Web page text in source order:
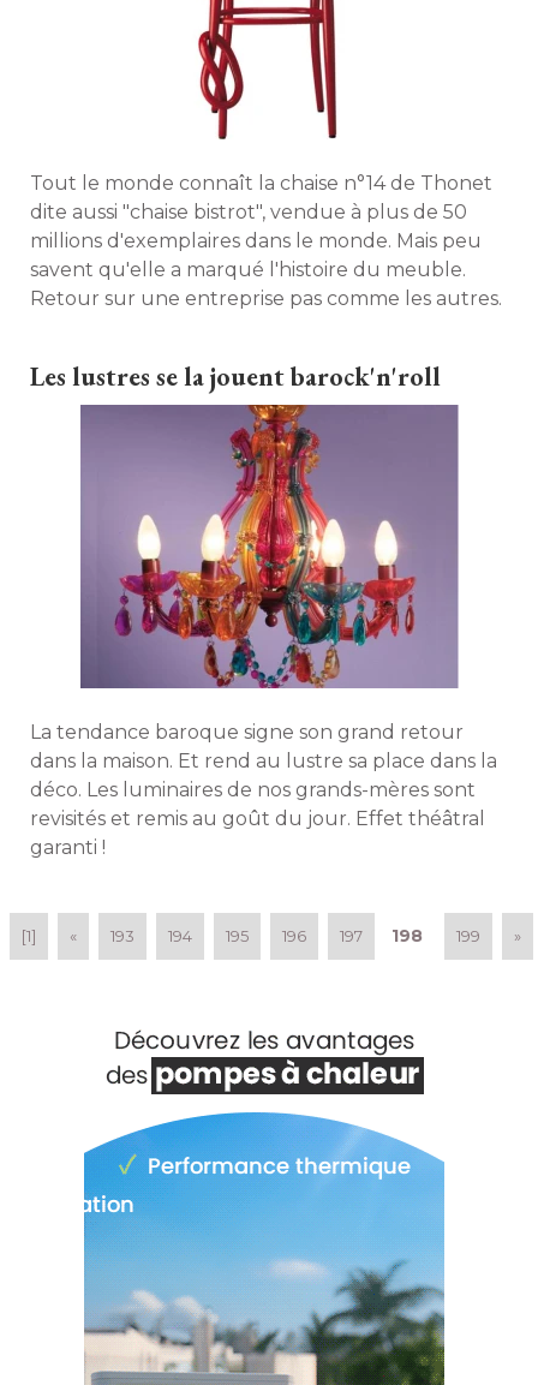
Tout le monde connaît la chaise n°14 de Thonet
dite aussi "chaise bistrot", vendue à plus de 50
millions d'exemplaires dans le monde. Mais peu
savent qu'elle a marqué l'histoire du meuble.
Retour sur une entreprise pas comme les autres.
Les lustres se la jouent barock'n'roll
La tendance baroque signe son grand retour
dans la maison. Et rend au lustre sa place dans la
déco. Les luminaires de nos grands-mères sont
revisités et remis au goût du jour. Effet théâtral
garanti !
[1] « 193 194 195 196 197 198 199 »